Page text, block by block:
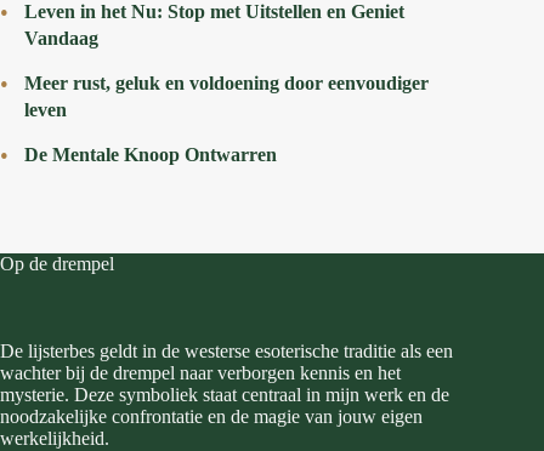
Leven in het Nu: Stop met Uitstellen en Geniet
Vandaag
Meer rust, geluk en voldoening door eenvoudiger
leven
De Mentale Knoop Ontwarren
Op de drempel
De lijsterbes geldt in de westerse esoterische traditie als een
wachter bij de drempel naar verborgen kennis en het
mysterie. Deze symboliek staat centraal in mijn werk en de
noodzakelijke confrontatie en de magie van jouw eigen
werkelijkheid.